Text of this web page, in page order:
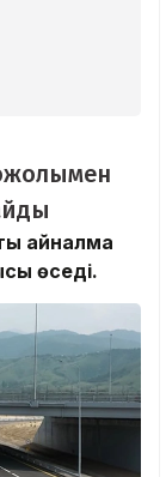
айналма
өседі.